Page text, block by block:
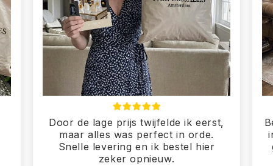
Door de lage prijs twijfelde ik eerst,
maar alles was perfect in orde.
Snelle levering en ik bestel hier
zeker opnieuw.